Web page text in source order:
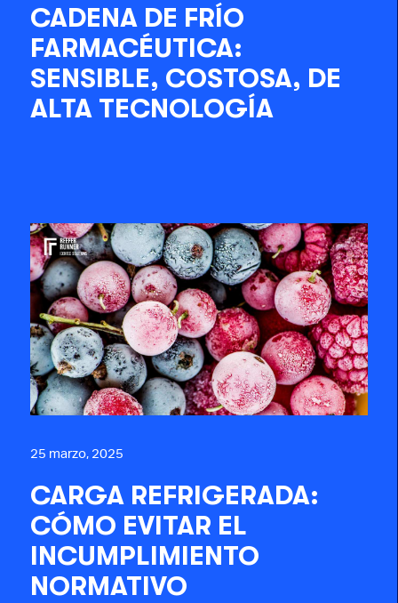
CADENA DE FRÍO
FARMACÉUTICA:
SENSIBLE, COSTOSA, DE
ALTA TECNOLOGÍA
25 marzo, 2025
CARGA REFRIGERADA:
CÓMO EVITAR EL
INCUMPLIMIENTO
NORMATIVO